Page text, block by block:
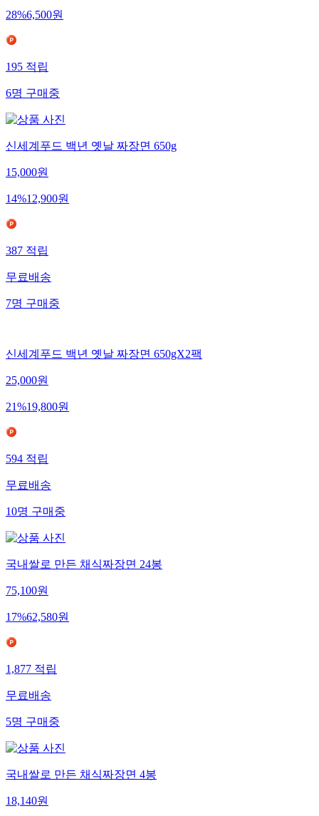
28%6,500원
195적립
6명구매중
신세계푸드 백년 옛날 짜장면 650g
15,000원
14%12,900원
387적립
무료배송
7명구매중
신세계푸드 백년 옛날 짜장면 650gX2팩
25,000원
21%19,800원
594적립
무료배송
10명구매중
국내쌀로 만든 채식짜장면 24봉
75,100원
17%62,580원
1,877적립
무료배송
5명구매중
국내쌀로 만든 채식짜장면 4봉
18,140원